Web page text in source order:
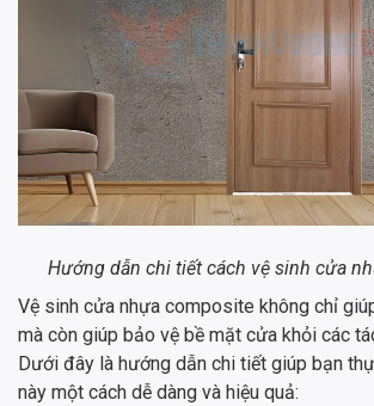
Hướng dẫn chi tiết cách vệ sinh cửa
Vệ sinh cửa nhựa composite không chỉ
mà còn giúp bảo vệ bề mặt cửa khỏi các
Dưới đây là hướng dẫn chi tiết giúp bạn
này một cách dễ dàng và hiệu quả: